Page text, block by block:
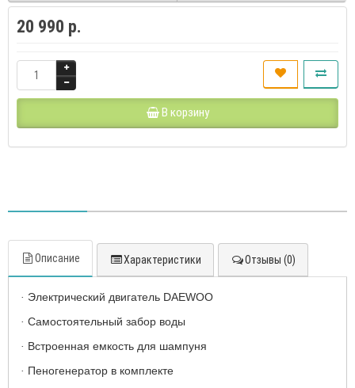
20 990 р.
В корзину
Описание Характеристики Отзывы (0)
· Электрический двигатель DAEWOO
· Самостоятельный забор воды
· Встроенная емкость для шампуня
· Пеногенератор в комплекте